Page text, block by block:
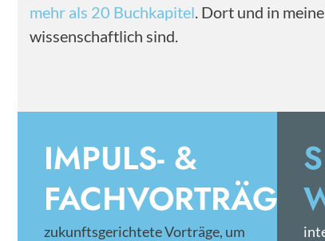
mehr als 20 Buchkapitel. Dort und in
wissenschaftlich sind.
IMPULS- &
FACHVORTRÄGE
zukunftsgerichtete Vorträge, um